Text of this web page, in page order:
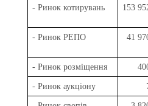
- Ринок котирувань 153
- Ринок РЕПО 41
- Ринок розміщення
- Ринок аукціону